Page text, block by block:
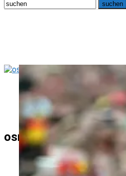
osna.live